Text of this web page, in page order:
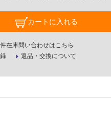
カートに入れる
在庫問い合わせはこちら
返品・交換について